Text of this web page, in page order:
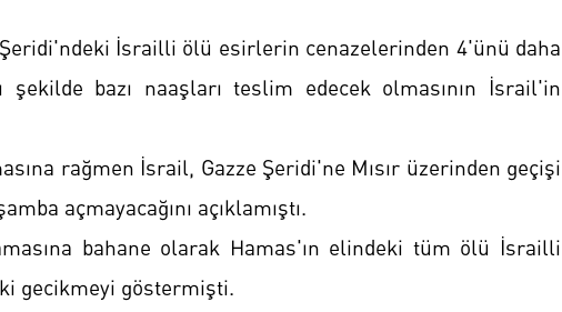
İsrailli ölü esirlerin cenazelerinden 4'ünü daha
bazı naaşları teslim edecek olmasının İsrail'in
rağmen İsrail, Gazze Şeridi'ne Mısır üzerinden geçişi
açmayacağını açıklamıştı.
bahane olarak Hamas'ın elindeki tüm ölü İsrailli
gecikmeyi göstermişti.